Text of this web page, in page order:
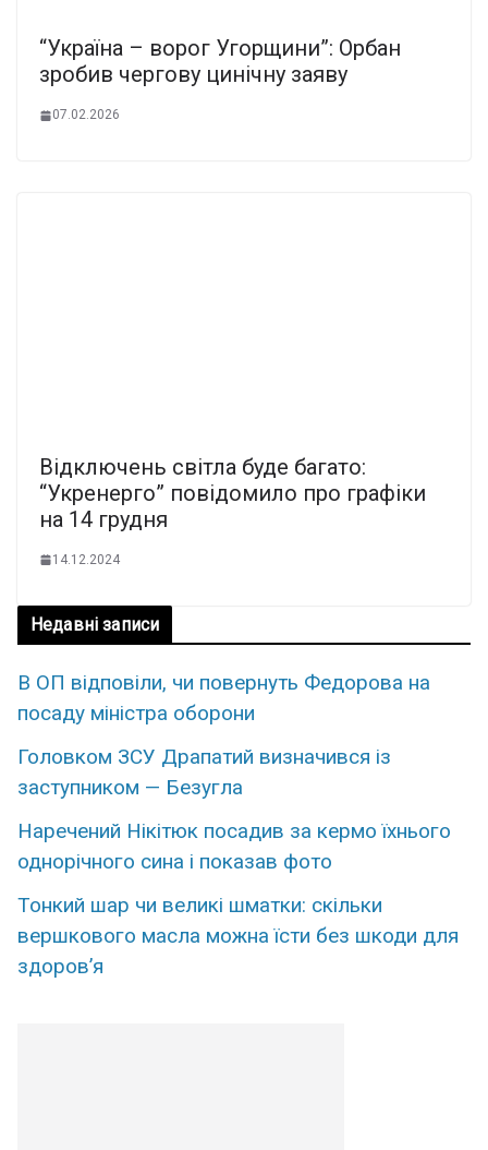
“Україна – ворог Угорщини”: Орбан
зробив чергову цинічну заяву
07.02.2026
Відключень світла буде багато:
“Укренерго” повідомило про графіки
на 14 грудня
14.12.2024
Недавні записи
В ОП відповіли, чи повернуть Федорова на
посаду міністра оборони
Головком ЗСУ Драпатий визначився із
заступником — Безугла
Наречений Нікітюк посадив за кермо їхнього
однорічного сина і показав фото
Тонкий шар чи великі шматки: скільки
вершкового масла можна їсти без шкоди для
здоров’я